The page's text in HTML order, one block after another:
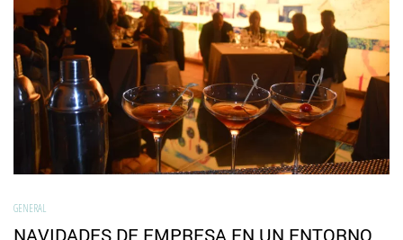
GENERAL
NAVIDADES DE EMPRESA EN UN ENTORNO